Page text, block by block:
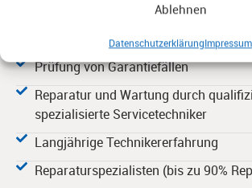
Ablehnen
DatenschutzerklärungImpressum
Zertifiziert nach DIN EN ISO 9001:2015
Verwendung von originalen VELUX-
Prüfung von Garantiefällen
Reparatur und Wartung durch
spezialisierte Servicetechniker
Langjährige Technikererfahrung
Reparaturspezialisten (bis zu 90%